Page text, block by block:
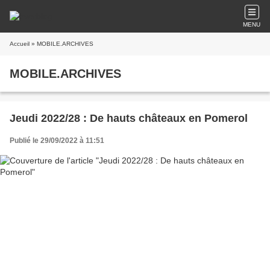
MENU
Accueil » MOBILE.ARCHIVES
MOBILE.ARCHIVES
Jeudi 2022/28 : De hauts châteaux en Pomerol
Publié le 29/09/2022 à 11:51